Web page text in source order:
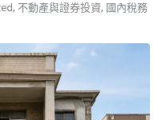
, 不動產與證券投資, 國內稅務